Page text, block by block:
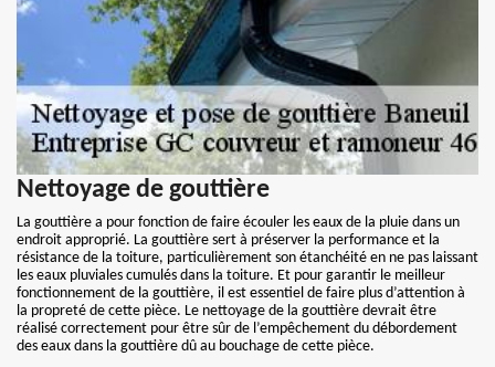
Nettoyage de gouttière
La gouttière a pour fonction de faire écouler les eaux de la pluie dans un
endroit approprié. La gouttière sert à préserver la performance et la
résistance de la toiture, particulièrement son étanchéité en ne pas laissant
les eaux pluviales cumulés dans la toiture. Et pour garantir le meilleur
fonctionnement de la gouttière, il est essentiel de faire plus d’attention à
la propreté de cette pièce. Le nettoyage de la gouttière devrait être
réalisé correctement pour être sûr de l’empêchement du débordement
des eaux dans la gouttière dû au bouchage de cette pièce.